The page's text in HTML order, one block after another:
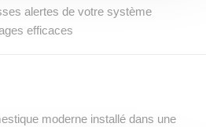
alertes de votre système
efficaces